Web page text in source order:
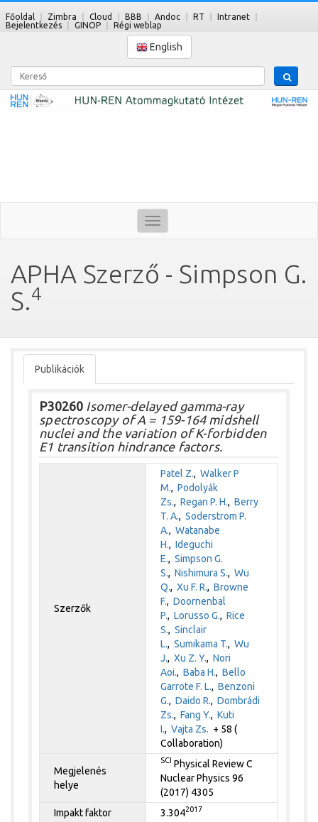
Főoldal Zimbra Cloud BBB Andoc RT
Intranet
Bejelentkezés
GINOP Régi weblap
English
Kereső
Toggle
navigation
APHA Szerző - Simpson G.
S.4
Publikációk
P30260 Isomer-delayed gamma-ray
spectroscopy of A = 159-164 midshell
nuclei and the variation of K-forbidden
E1 transition hindrance factors.
Szerzők
Patel Z.,Walker P
M.,Podolyák
Zs.,Regan P. H.,Berry
T. A.,Soderstrom P.
A.,Watanabe
H.,Ideguchi
E.,Simpson G.
S.,Nishimura S.,Wu
Q.,Xu F. R.,Browne
F.,Doornenbal
P.,Lorusso G.,Rice
S.,Sinclair
L.,Sumikama T.,Wu
J.,Xu Z. Y.,Nori
Aoi.,Baba H.,Bello
Garrote F. L.,Benzoni
G.,Daido R.,Dombrádi
Zs.,Fang Y.,Kuti
I.,Vajta Zs. + 58 (
Collaboration)
Megjelenés
helye
SCI Physical Review C
Nuclear Physics 96
(2017) 4305
Impakt faktor
3.3042017